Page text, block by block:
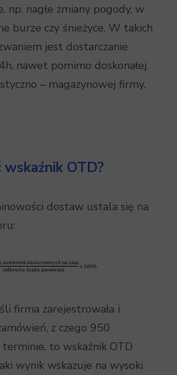
np. nagłe zmiany pogody, w
burze czy śnieżyce. W takich
jest dostarczanie
nawet pomimo doskonałej
– magazynowej firmy.
wskaźnik OTD?
dostaw ustala się na
firma zarejestrowała i
z czego 950
to wskaźnik OTD
wynik wskazuje na wysoki